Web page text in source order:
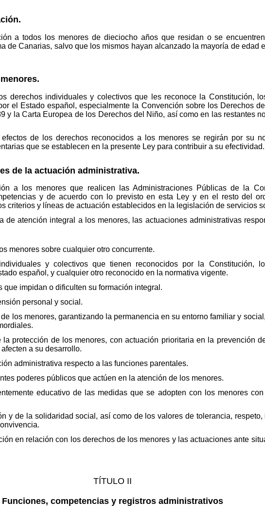
a todos los menores de dieciocho años que residan o se
de Canarias, salvo que los mismos hayan alcanzado la mayoría de edad
derechos individuales y colectivos que les reconoce la Constitución,
el Estado español, especialmente la Convención sobre los Derechos
y la Carta Europea de los Derechos del Niño, así como en las restantes
de los derechos reconocidos a los menores se regirán por su
que se establecen en la presente Ley para contribuir a su efectividad.
de la actuación administrativa.
a los menores que realicen las Administraciones Públicas de la
y de acuerdo con lo previsto en esta Ley y en el resto del
criterios y líneas de actuación establecidos en la legislación de servicios
atención integral a los menores, las actuaciones administrativas
menores sobre cualquier otro concurrente.
y colectivos que tienen reconocidos por la Constitución,
español, y cualquier otro reconocido en la normativa vigente.
impidan o dificulten su formación integral.
personal y social.
los menores, garantizando la permanencia en su entorno familiar y
protección de los menores, con actuación prioritaria en la prevención
a su desarrollo.
administrativa respecto a las funciones parentales.
poderes públicos que actúen en la atención de los menores.
educativo de las medidas que se adopten con los menores
y de la solidaridad social, así como de los valores de tolerancia, respeto,
en relación con los derechos de los menores y las actuaciones ante
TÍTULO II
Funciones, competencias y registros administrativos